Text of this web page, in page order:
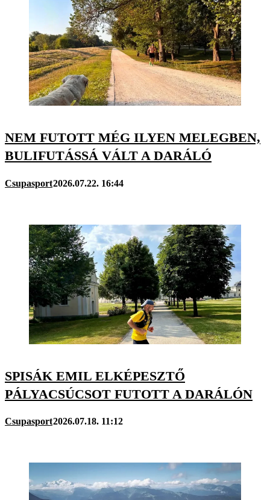
NEM FUTOTT MÉG ILYEN MELEGBEN,
BULIFUTÁSSÁ VÁLT A DARÁLÓ
Csupasport2026.07.22. 16:44
SPISÁK EMIL ELKÉPESZTŐ
PÁLYACSÚCSOT FUTOTT A DARÁLÓN
Csupasport2026.07.18. 11:12